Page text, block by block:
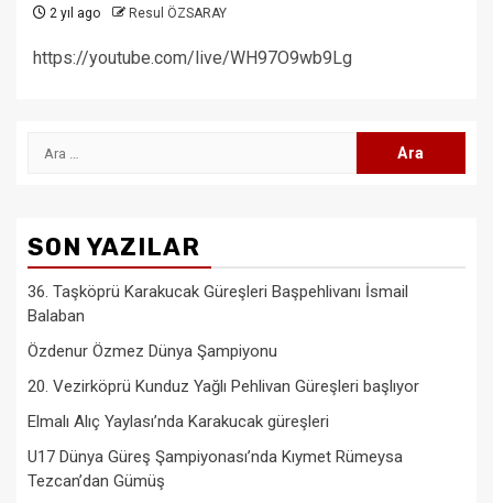
2 yıl ago Resul ÖZSARAY
https://youtube.com/live/WH97O9wb9Lg
Arama:
SON YAZILAR
36. Taşköprü Karakucak Güreşleri Başpehlivanı İsmail
Balaban
Özdenur Özmez Dünya Şampiyonu
20. Vezirköprü Kunduz Yağlı Pehlivan Güreşleri başlıyor
Elmalı Alıç Yaylası’nda Karakucak güreşleri
U17 Dünya Güreş Şampiyonası’nda Kıymet Rümeysa
Tezcan’dan Gümüş